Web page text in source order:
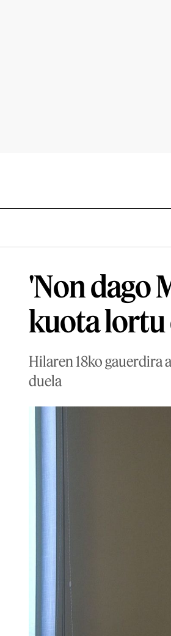
'Non dago
kuota lortu
Hilaren 18ko gauerdira
duela